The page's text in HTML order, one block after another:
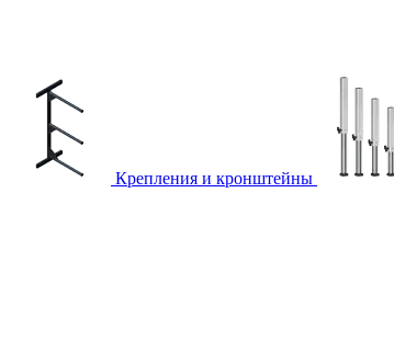
Крепления и кронштейны